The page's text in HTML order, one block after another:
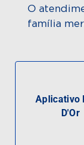
O
família
Aplicativo
D'Or